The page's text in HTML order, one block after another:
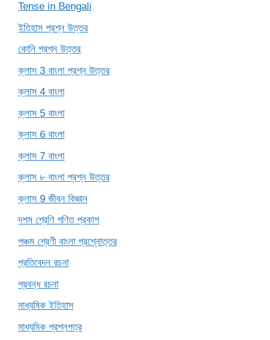
Tense in Bengali
ইতিহাস প্রশ্ন উত্তর
কোনি প্রশ্ন উত্তর
ক্লাস 3 বাংলা প্রশ্ন উত্তর
ক্লাস 4 বাংলা
ক্লাস 5 বাংলা
ক্লাস 6 বাংলা
ক্লাস 7 বাংলা
ক্লাস ৮ বাংলা প্রশ্ন উত্তর
ক্লাস 9 জীবন বিজ্ঞান
দশম শ্রেণি গণিত প্রকাশ
পঞ্চম শ্রেণী বাংলা প্রশ্নোত্তর
প্রতিবেদন রচনা
প্রবন্ধ রচনা
মাধ্যমিক ইতিহাস
মাধ্যমিক প্রশ্নপত্র